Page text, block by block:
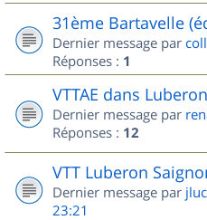
31ème Bartavelle
Dernier message par
Réponses : 1
VTTAE dans Luberon
Dernier message par
Réponses : 12
VTT Luberon
Dernier message par
23:21